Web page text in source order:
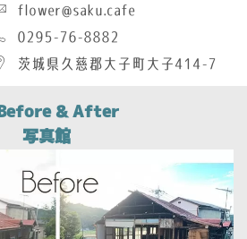
flower@saku.cafe
0295-76-8882
茨城県久慈郡大子町大子414-7
Before & After
写真館